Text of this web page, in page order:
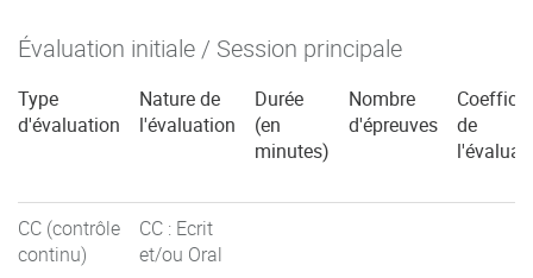
Évaluation initiale / Session principale
Type
d'évaluation
Nature de
l'évaluation
Durée
(en
minutes)
Nombre
d'épreuves
de
CC (contrôle
continu)
CC : Ecrit
et/ou Oral